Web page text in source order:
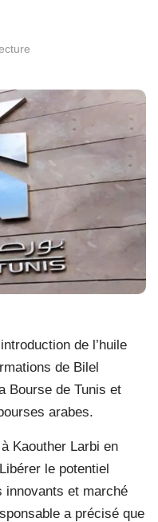
de l’huile
de Bilel
Bourse de Tunis et
arabes.
Kaouther Larbi en
le potentiel
innovants et marché
a précisé que